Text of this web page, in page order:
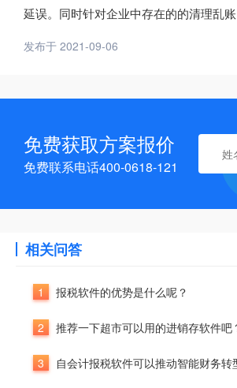
延误。同时针对企业中存在的的清理乱
发布于 2021-09-06
免费获取方案报价
免费联系电话400-0618-121
相关问答
1 报税软件的优势是什么呢？
2 推荐一下超市可以用的进销存软件吧
3 自会计报税软件可以推动智能财务转